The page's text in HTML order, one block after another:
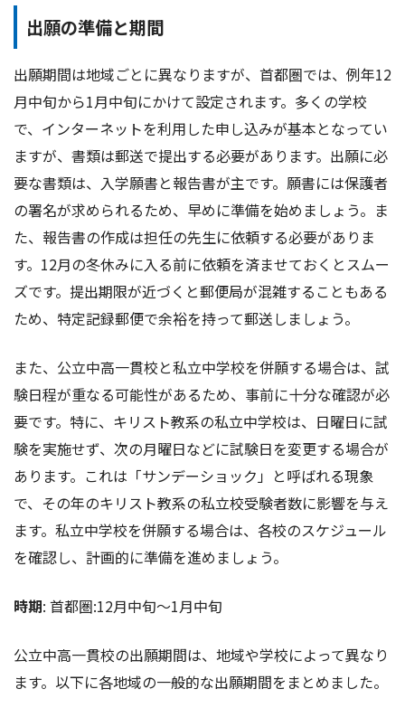
出願の準備と期間
出願期間は地域ごとに異なりますが、首都圏では、例年12
月中旬から1月中旬にかけて設定されます。多くの学校
で、インターネットを利用した申し込みが基本となってい
ますが、書類は郵送で提出する必要があります。出願に必
要な書類は、入学願書と報告書が主です。願書には保護者
の署名が求められるため、早めに準備を始めましょう。ま
た、報告書の作成は担任の先生に依頼する必要がありま
す。12月の冬休みに入る前に依頼を済ませておくとスムー
ズです。提出期限が近づくと郵便局が混雑することもある
ため、特定記録郵便で余裕を持って郵送しましょう。
また、公立中高一貫校と私立中学校を併願する場合は、試
験日程が重なる可能性があるため、事前に十分な確認が必
要です。特に、キリスト教系の私立中学校は、日曜日に試
験を実施せず、次の月曜日などに試験日を変更する場合が
あります。これは「サンデーショック」と呼ばれる現象
で、その年のキリスト教系の私立校受験者数に影響を与え
ます。私立中学校を併願する場合は、各校のスケジュール
を確認し、計画的に準備を進めましょう。
時期: 首都圏:12月中旬〜1月中旬
公立中高一貫校の出願期間は、地域や学校によって異なり
ます。以下に各地域の一般的な出願期間をまとめました。